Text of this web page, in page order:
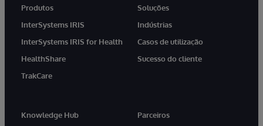
Produtos
InterSystems IRIS
InterSystems IRIS for Health
HealthShare
TrakCare
Soluções
Indústrias
Casos de utilização
Sucesso do cliente
Knowledge Hub
Parceiros